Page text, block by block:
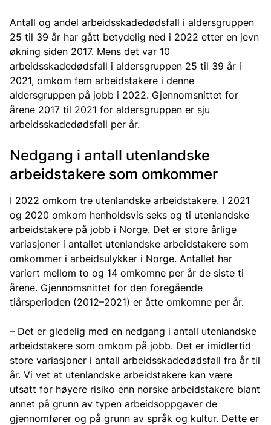
Antall og andel arbeidsskadedødsfall i aldersgruppen
25 til 39 år har gått betydelig ned i 2022 etter en jevn
økning siden 2017. Mens det var 10
arbeidsskadedødsfall i aldersgruppen 25 til 39 år i
2021, omkom fem arbeidstakere i denne
aldersgruppen på jobb i 2022. Gjennomsnittet for
årene 2017 til 2021 for aldersgruppen er sju
arbeidsskadedødsfall per år.
Nedgang i antall utenlandske
arbeidstakere som omkommer
I 2022 omkom tre utenlandske arbeidstakere. I 2021
og 2020 omkom henholdsvis seks og ti utenlandske
arbeidstakere på jobb i Norge. Det er store årlige
variasjoner i antallet utenlandske arbeidstakere som
omkommer i arbeidsulykker i Norge. Antallet har
variert mellom to og 14 omkomne per år de siste ti
årene. Gjennomsnittet for den foregående
tiårsperioden (2012–2021) er åtte omkomne per år.
– Det er gledelig med en nedgang i antall utenlandske
arbeidstakere som omkom på jobb. Det er imidlertid
store variasjoner i antall arbeidsskadedødsfall fra år til
år. Vi vet at utenlandske arbeidstakere kan være
utsatt for høyere risiko enn norske arbeidstakere blant
annet på grunn av typen arbeidsoppgaver de
gjennomfører og på grunn av språk og kultur. Dette er